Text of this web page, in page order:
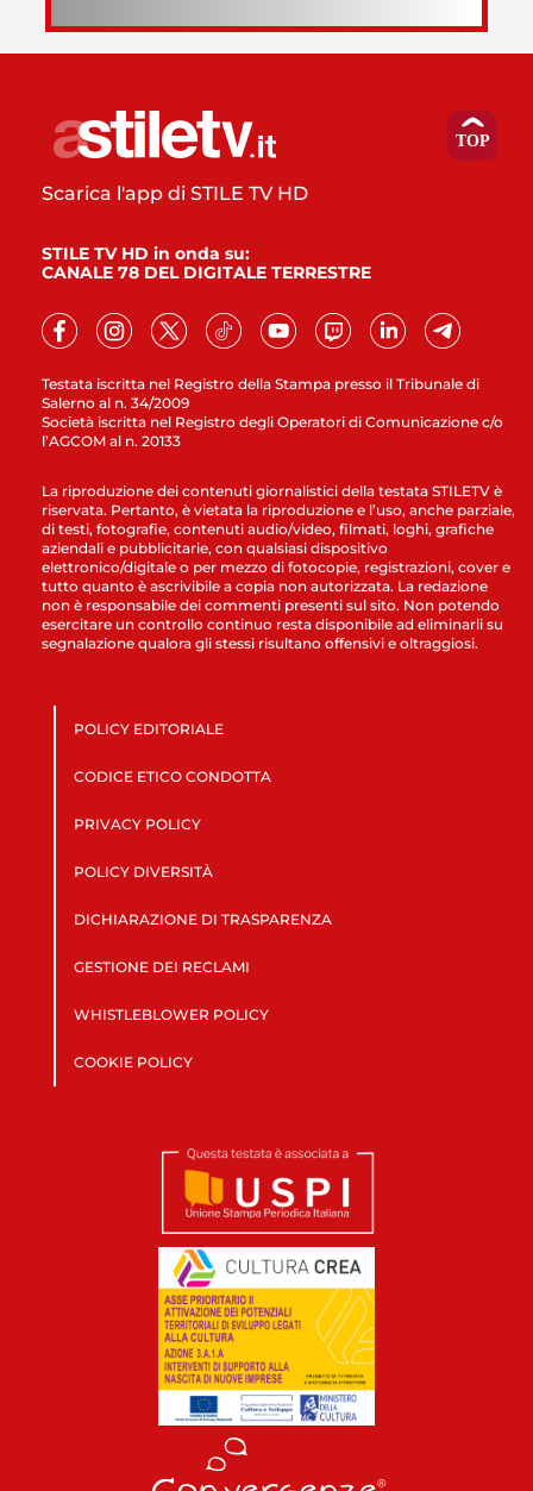
Testata iscritta nel Registro della Stampa presso il Tribunale di
Salerno al n. 34/2009
Società iscritta nel Registro degli Operatori di Comunicazione c/o
l’AGCOM al n. 20133
Scarica l'app di STILE TV HD
STILE TV HD in onda su:
CANALE 78 DEL DIGITALE TERRESTRE
La riproduzione dei contenuti giornalistici della testata STILETV è
riservata. Pertanto, è vietata la riproduzione e l’uso, anche parziale,
di testi, fotografie, contenuti audio/video, filmati, loghi, grafiche
aziendali e pubblicitarie, con qualsiasi dispositivo
elettronico/digitale o per mezzo di fotocopie, registrazioni, cover e
tutto quanto è ascrivibile a copia non autorizzata. La redazione
non è responsabile dei commenti presenti sul sito. Non potendo
esercitare un controllo continuo resta disponibile ad eliminarli su
segnalazione qualora gli stessi risultano offensivi e oltraggiosi.
POLICY EDITORIALE
CODICE ETICO CONDOTTA
PRIVACY POLICY
POLICY DIVERSITÀ
DICHIARAZIONE DI TRASPARENZA
GESTIONE DEI RECLAMI
WHISTLEBLOWER POLICY
COOKIE POLICY